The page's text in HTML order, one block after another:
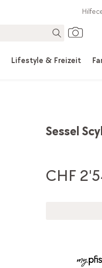
Lifestyle & Freizeit
Sessel
CHF